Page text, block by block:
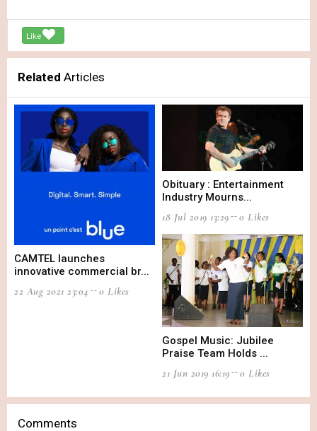
Like
Related Articles
CAMTEL launches
innovative commercial br...
22 Aug 2021 23:04
0 Likes
Obituary : Entertainment
Industry Mourns...
18 Jul 2019 13:29
0 Likes
Gospel Music: Jubilee
Praise Team Holds ...
21 Jun 2019 16:19
0 Likes
Comments